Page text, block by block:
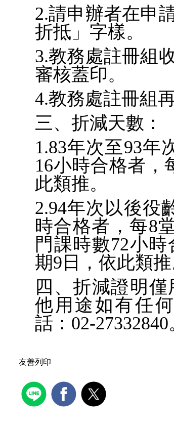
2.請申辦者在申
折抵」字樣。
3.教務處註冊組
審核蓋印。
4.教務處註冊組
三、 折減天數：
1.83年次至93年
16小時合格者，
此類推。
2.94年次以後役
時合格者，每8
門課時數72小
期9日，依此類推
四、折減證明僅
他用途如有任
話：02-27332840
友善列印